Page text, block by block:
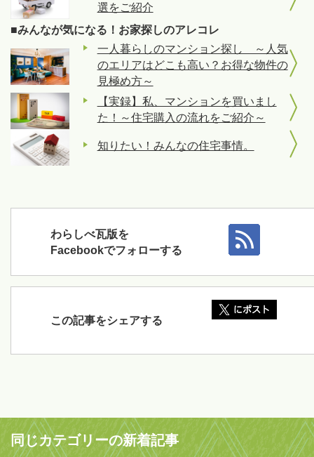
選をご紹介
■みんなが気になる！お家探しのアレコレ
一人暮らしのマンション探し ～人気
のエリアはどこも高い？お得な物件の
見極め方～
【実録】私、マンションを買いまし
た！～住宅購入の流れをご紹介～
知りたい！みんなの住宅事情。
わらしべ瓦版を
Facebookでフォローする
この記事をシェアする
同じカテゴリーの新着記事